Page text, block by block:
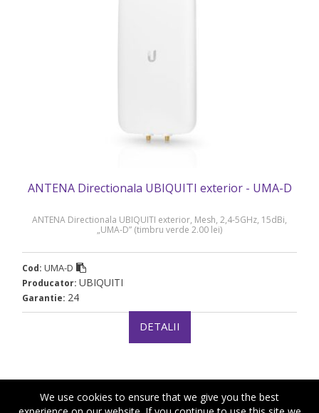
ANTENA Directionala UBIQUITI exterior - UMA-D
ANTENA Directionala UBIQUITI exterior, Mesh, 2,4-5GHz, 15dBi,
„UMA-D” (timbru verde 2.00 lei)
Cod: UMA-D
Producator: UBIQUITI
Garantie: 24
DETALII
We use cookies to ensure that we give you the best